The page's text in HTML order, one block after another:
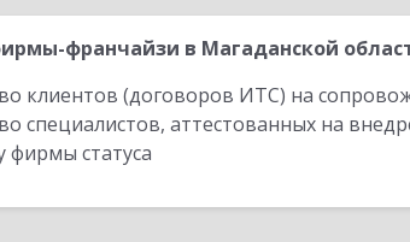
франчайзи в Магаданской
клиентов (договоров ИТС) на
специалистов, аттестованных на
фирмы статуса